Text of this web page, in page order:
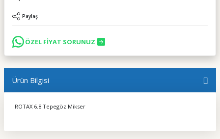
Paylaş
ÖZEL FİYAT SORUNUZ
Ürün Bilgisi
ROTAX 6.8 Tepegöz Mikser